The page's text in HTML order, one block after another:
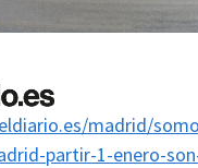
madrid/
partir-1-enero-